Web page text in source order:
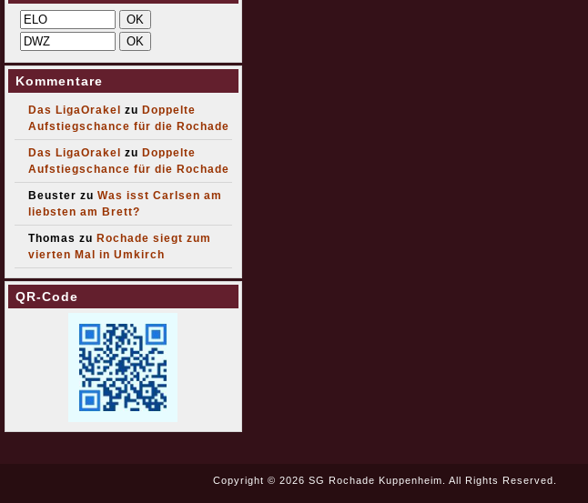
Kommentare
Das LigaOrakel zu Doppelte
Aufstiegschance für die Rochade
Das LigaOrakel zu Doppelte
Aufstiegschance für die Rochade
Beuster zu Was isst Carlsen am
liebsten am Brett?
Thomas zu Rochade siegt zum
vierten Mal in Umkirch
QR-Code
Copyright © 2026 SG Rochade Kuppenheim. All Rights Reserved.